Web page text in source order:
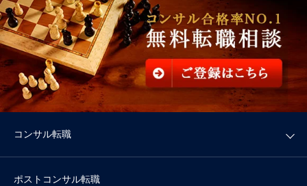
コンサル転職
ポストコンサル転職